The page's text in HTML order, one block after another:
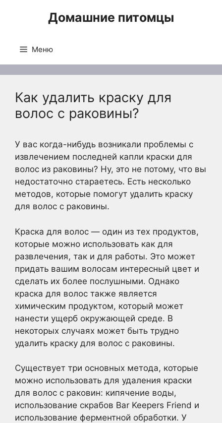
Домашние питомцы
Меню
Как удалить краску для
волос с раковины?
У вас когда-нибудь возникали проблемы с
извлечением последней капли краски для
волос из раковины? Ну, это не потому, что вы
недостаточно стараетесь. Есть несколько
методов, которые помогут удалить краску
для волос с раковины.
Краска для волос — один из тех продуктов,
которые можно использовать как для
развлечения, так и для работы. Это может
придать вашим волосам интересный цвет и
сделать их более послушными. Однако
краска для волос также является
химическим продуктом, который может
нанести ущерб окружающей среде. В
некоторых случаях может быть трудно
удалить краску для волос с раковины.
Существует три основных метода, которые
можно использовать для удаления краски
для волос с раковин: кипячение воды,
использование скрабов Bar Keepers Friend и
использование ферментной обработки. У